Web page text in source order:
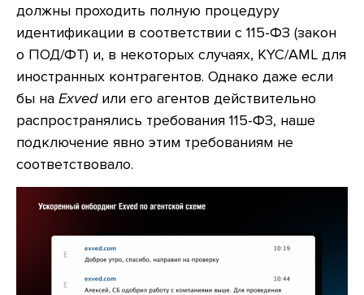
должны проходить полную процедуру
идентификации в соответствии с 115-ФЗ (закон
о ПОД/ФТ) и, в некоторых случаях, KYC/AML для
иностранных контрагентов. Однако даже если
бы на Exvedили его агентов действительно
распространялись требования 115-ФЗ, наше
подключение явно этим требованиям не
соответствовало.